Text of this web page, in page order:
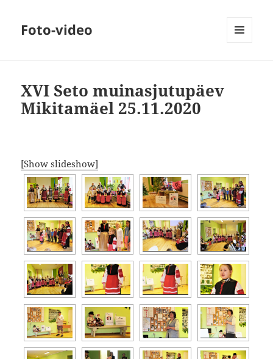
Foto-video
XVI Seto muinasjutupäev
Mikitamäel 25.11.2020
[Show slideshow]